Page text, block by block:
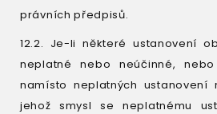
právních předpisů.
12.2. Je-li některé ustanovení
neplatné nebo neúčinné,
namísto neplatných ustanovení
jehož smysl se neplatnému